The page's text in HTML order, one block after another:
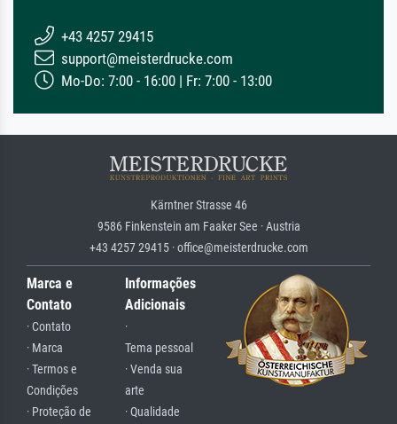
+43 4257 29415
support@meisterdrucke.com
Mo-Do: 7:00 - 16:00 | Fr: 7:00 - 13:00
Kärntner Strasse 46
9586 Finkenstein am Faaker See · Austria
+43 4257 29415 · office@meisterdrucke.com
Marca e
Contato
· Contato
· Marca
· Termos e
Condições
· Proteção de
Informações
Adicionais
·
Tema pessoal
· Venda sua
arte
· Qualidade